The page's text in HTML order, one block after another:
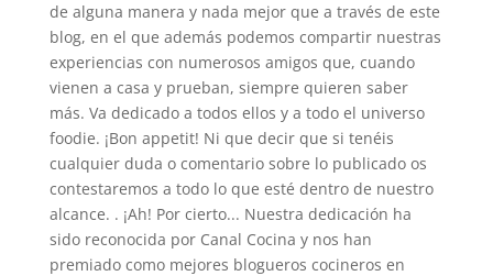
de alguna manera y nada mejor que a través de este
blog, en el que además podemos compartir nuestras
experiencias con numerosos amigos que, cuando
vienen a casa y prueban, siempre quieren saber
más. Va dedicado a todos ellos y a todo el universo
foodie. ¡Bon appetit! Ni que decir que si tenéis
cualquier duda o comentario sobre lo publicado os
contestaremos a todo lo que esté dentro de nuestro
alcance. . ¡Ah! Por cierto... Nuestra dedicación ha
sido reconocida por Canal Cocina y nos han
premiado como mejores blogueros cocineros en